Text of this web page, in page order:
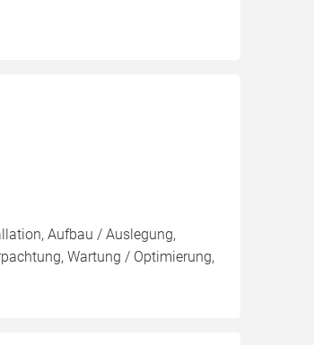
Aufbau / Auslegung,
Wartung / Optimierung,